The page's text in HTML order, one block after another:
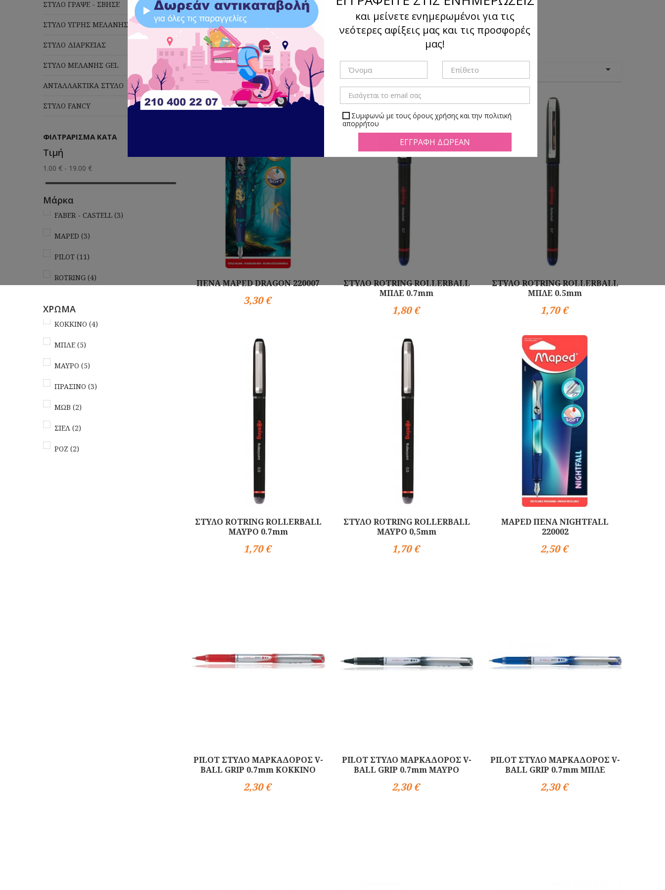
ΣΤΥΛΟ ΓΡΑΨΕ - ΣΒΗΣΕ
ΣΤΥΛΟ ΥΓΡΗΣ ΜΕΛΑΝΗΣ
ΣΤΥΛΟ ΔΙΑΡΚΕΙΑΣ
ΣΤΥΛΟ ΜΕΛΑΝΗΣ GEL
ΑΝΤΑΛΛΑΚΤΙΚΑ ΣΤΥΛΟ
ΣΤΥΛΟ FANCY
ΦΙΛΤΡΆΡΙΣΜΑ ΚΑΤΆ
Τιμή
1.00 € - 19.00 €
Μάρκα
FABER - CASTELL (3)
MAPED (3)
PILOT (11)
ROTRING (4)
ΧΡΩΜΑ
ΚΟΚΚΙΝΟ (4)
ΜΠΛΕ (5)
ΜΑΥΡΟ (5)
ΠΡΑΣΙΝΟ (3)
ΜΩΒ (2)
ΣΙΕΛ (2)
ΡΟΖ (2)
ΣΤΥΛΟ ΥΓΡΗΣ ΜΕΛΑΝΗΣ
Πλέγμα Λίστα Υπάρχουν 21 προϊόντα.
Ταξινόμηση
κατά:

ΠΕΝΑ MAPED DRAGON 220007
3,30 €
ΣΤΥΛΟ ROTRING ROLLERBALL
ΜΠΛΕ 0.7mm
1,80 €
ΣΤΥΛΟ ROTRING ROLLERBALL
ΜΠΛΕ 0.5mm
1,70 €
ΣΤΥΛΟ ROTRING ROLLERBALL
ΜΑΥΡΟ 0.7mm
1,70 €
ΣΤΥΛΟ ROTRING ROLLERBALL
ΜΑΥΡΟ 0,5mm
1,70 €
MAPED ΠΕΝΑ NIGHTFALL
220002
2,50 €
PILOT ΣΤΥΛΟ ΜΑΡΚΑΔΟΡΟΣ V-
BALL GRIP 0.7mm ΚΟΚΚΙΝΟ
2,30 €
PILOT ΣΤΥΛΟ ΜΑΡΚΑΔΟΡΟΣ V-
BALL GRIP 0.7mm ΜΑΥΡΟ
2,30 €
PILOT ΣΤΥΛΟ ΜΑΡΚΑΔΟΡΟΣ V-
BALL GRIP 0.7mm ΜΠΛΕ
2,30 €
και μείνετε ενημερωμένοι για τις
νεότερες αφίξεις μας και τις προσφορές
μας!
Συμφωνώ με τους όρους χρήσης και την πολιτική
απορρήτου
Μπορείτε να απεγραφείτε ανά πάσα ώρα και στιγμή